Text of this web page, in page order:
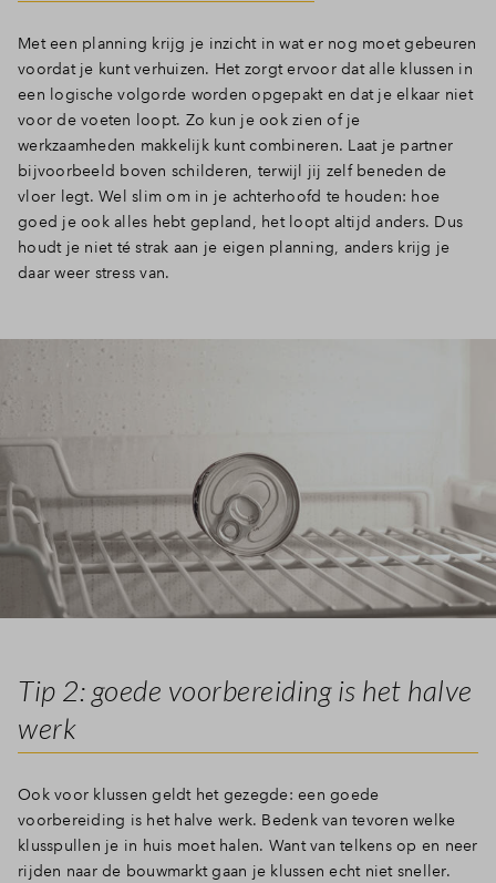
Met een planning krijg je inzicht in wat er nog moet gebeuren
voordat je kunt verhuizen. Het zorgt ervoor dat alle klussen in
een logische volgorde worden opgepakt en dat je elkaar niet
voor de voeten loopt. Zo kun je ook zien of je
werkzaamheden makkelijk kunt combineren. Laat je partner
bijvoorbeeld boven schilderen, terwijl jij zelf beneden de
vloer legt. Wel slim om in je achterhoofd te houden: hoe
goed je ook alles hebt gepland, het loopt altijd anders. Dus
houdt je niet té strak aan je eigen planning, anders krijg je
daar weer stress van.
Tip 2: goede voorbereiding is het halve
werk
Ook voor klussen geldt het gezegde: een goede
voorbereiding is het halve werk. Bedenk van tevoren welke
klusspullen je in huis moet halen. Want van telkens op en neer
rijden naar de bouwmarkt gaan je klussen echt niet sneller.